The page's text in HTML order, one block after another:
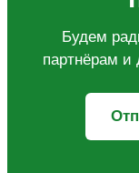
Будем
партнёрам и